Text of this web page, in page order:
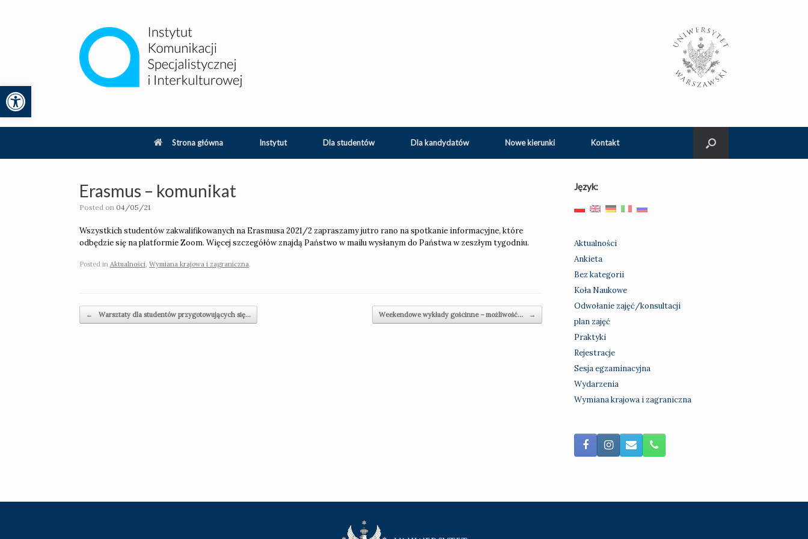
Otwórz pasek narzędzi
Strona główna Instytut Dla studentów Dla kandydatów Nowe kierunki Kontakt
Erasmus – komunikat
Posted on 04/05/21
Wszystkich studentów zakwalifikowanych na Erasmusa 2021/2 zapraszamy jutro rano na spotkanie informacyjne, które
odbędzie się na platformie Zoom. Więcej szczegółów znajdą Państwo w mailu wysłanym do Państwa w zeszłym tygodniu.
Posted in Aktualności Wymiana krajowa i zagraniczna.
Post navigation
← Warsztaty dla studentów przygotowujących się… Weekendowe wykłady gościnne – możliwość… →
Język:
Aktualności
Ankieta
Bez kategorii
Koła Naukowe
Odwołanie zajęć/konsultacji
plan zajęć
Praktyki
Rejestracje
Sesja egzaminacyjna
Wydarzenia
Wymiana krajowa i zagraniczna